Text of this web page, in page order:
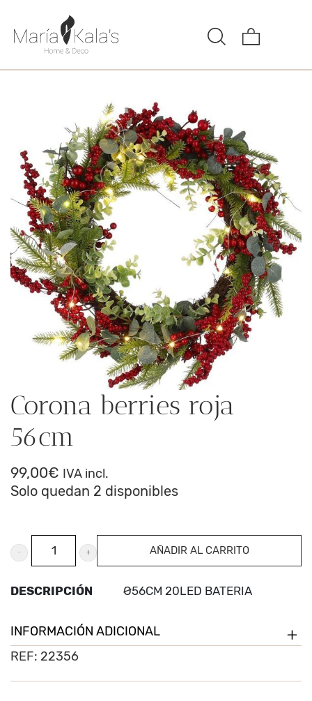
Corona berries roja
56cm
99,00€ IVA incl.
Solo quedan 2 disponibles
Corona
berries
roja
cantidad
AÑADIR AL CARRITO
DESCRIPCIÓN Ø56CM 20LED BATERIA
INFORMACIÓN ADICIONAL
REF: 22356